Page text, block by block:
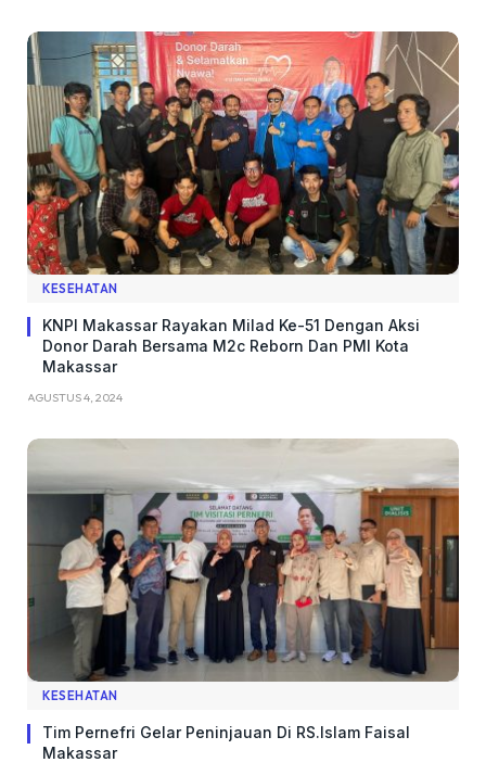
KESEHATAN
KNPI Makassar Rayakan Milad Ke-51 Dengan Aksi
Donor Darah Bersama M2c Reborn Dan PMI Kota
Makassar
AGUSTUS 4, 2024
KESEHATAN
Tim Pernefri Gelar Peninjauan Di RS.Islam Faisal
Makassar